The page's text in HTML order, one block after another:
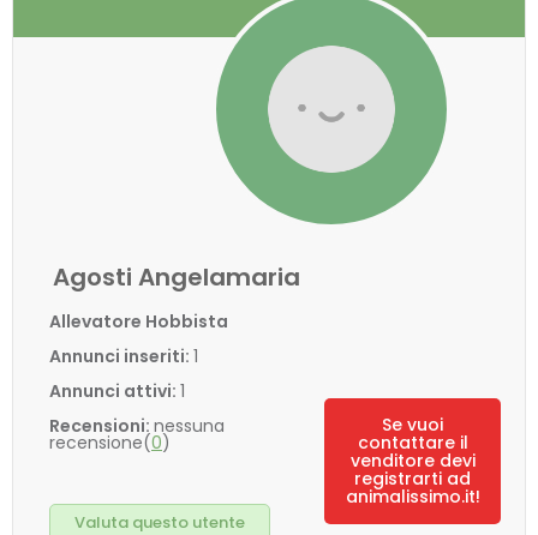
Agosti Angelamaria
Allevatore Hobbista
Annunci inseriti: 1
Annunci attivi: 1
Recensioni: nessuna
recensione(0)
Valuta questo utente
Se vuoi
contattare il
venditore devi
registrarti ad
animalissimo.it!